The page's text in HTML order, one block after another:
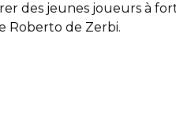
des jeunes joueurs à
Roberto de Zerbi.